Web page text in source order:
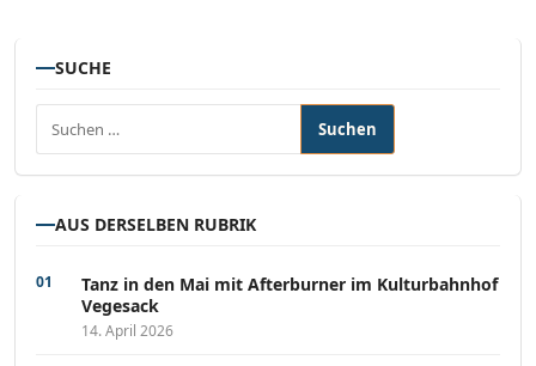
SUCHE
Suchen nach:
AUS DERSELBEN RUBRIK
Tanz in den Mai mit Afterburner im Kulturbahnhof
Vegesack
14. April 2026